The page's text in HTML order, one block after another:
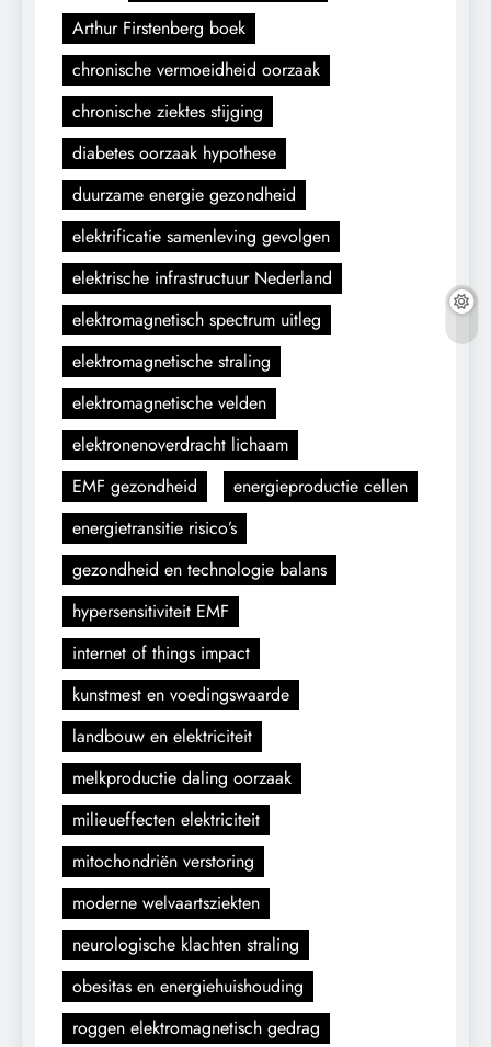
Arthur Firstenberg boek
chronische vermoeidheid oorzaak
chronische ziektes stijging
diabetes oorzaak hypothese
duurzame energie gezondheid
elektrificatie samenleving gevolgen
elektrische infrastructuur Nederland
elektromagnetisch spectrum uitleg
elektromagnetische straling
elektromagnetische velden
elektronenoverdracht lichaam
EMF gezondheid
energieproductie cellen
energietransitie risico’s
gezondheid en technologie balans
hypersensitiviteit EMF
internet of things impact
kunstmest en voedingswaarde
landbouw en elektriciteit
melkproductie daling oorzaak
milieueffecten elektriciteit
mitochondriën verstoring
moderne welvaartsziekten
neurologische klachten straling
obesitas en energiehuishouding
roggen elektromagnetisch gedrag